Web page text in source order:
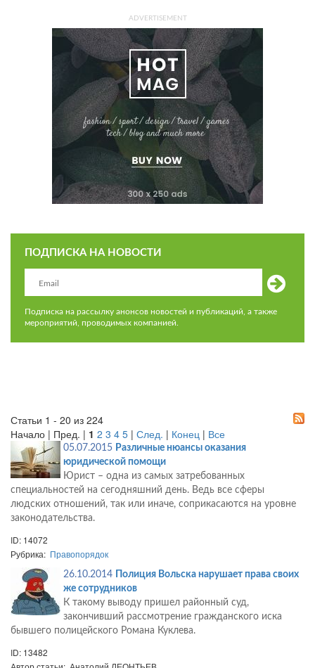
ADVERTISEMENT
ПОДПИСКА НА НОВОСТИ
Подписка на рассылку анонсов новостей и публикаций, а также
мероприятий, проводимых компанией.
Статьи 1 - 20 из 224
Начало | Пред. | 1 2 3 4 5 | След. | Конец | Все
05.07.2015 Различные нюансы оказания
юридической помощи
Юрист – одна из самых затребованных
специальностей на сегодняшний день. Ведь все сферы
людских отношений, так или иначе, соприкасаются на уровне
законодательства.
ID: 14072
Рубрика: Правопорядок
26.10.2014
Полиция Вольска нарушает права своих
же сотрудников
К такому выводу пришел районный суд,
закончивший рассмотрение гражданского иска
бывшего полицейского Романа Куклева.
ID: 13482